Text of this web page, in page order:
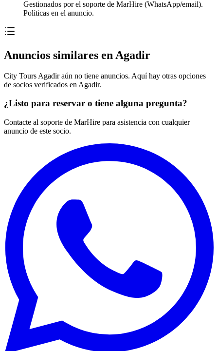
Gestionados por el soporte de MarHire (WhatsApp/email).
Políticas en el anuncio.
Anuncios similares en Agadir
City Tours Agadir aún no tiene anuncios. Aquí hay otras opciones
de socios verificados en Agadir.
¿Listo para reservar o tiene alguna pregunta?
Contacte al soporte de MarHire para asistencia con cualquier
anuncio de este socio.